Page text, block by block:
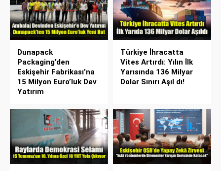
Dunapack
Packaging’den
Eskişehir Fabrikası’na
15 Milyon Euro’luk Dev
Yatırım
Türkiye İhracatta
Vites Artırdı: Yılın İlk
Yarısında 136 Milyar
Dolar Sınırı Aşıl dı!